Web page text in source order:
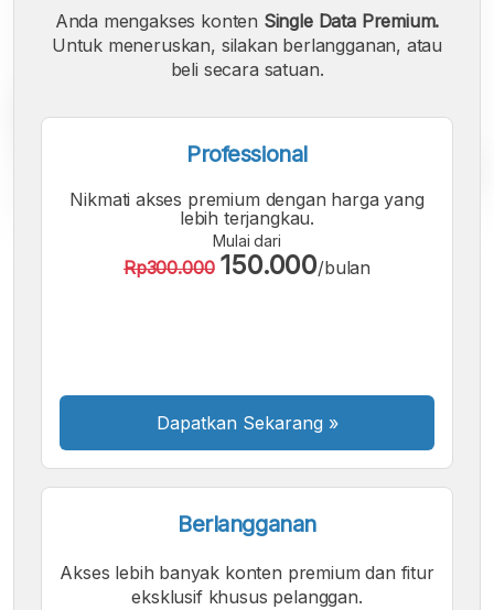
Font
A
Font
A
Font
Anda mengakses konten Single Data Premium.
Untuk meneruskan, silakan berlangganan, atau
beli secara satuan.
Professional
Nikmati akses premium dengan harga yang
lebih terjangkau.
Mulai dari
Rp300.000 150.000/bulan
Dapatkan Sekarang »
Berlangganan
Akses lebih banyak konten premium dan fitur
eksklusif khusus pelanggan.